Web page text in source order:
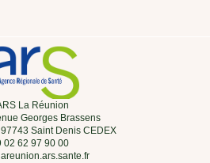
La Réunion
Georges Brassens
Saint Denis CEDEX
02 62 97 90 00